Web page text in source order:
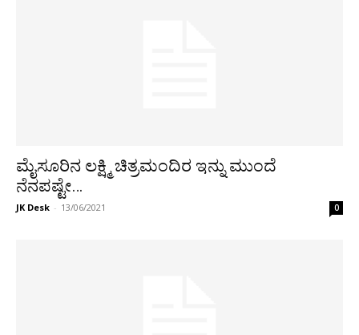
ಮೈಸೂರಿನ ಲಕ್ಷ್ಮಿ ಚಿತ್ರಮಂದಿರ ಇನ್ನು ಮುಂದೆ
ನೆನಪಷ್ಟೇ…
JK Desk - 13/06/2021 0